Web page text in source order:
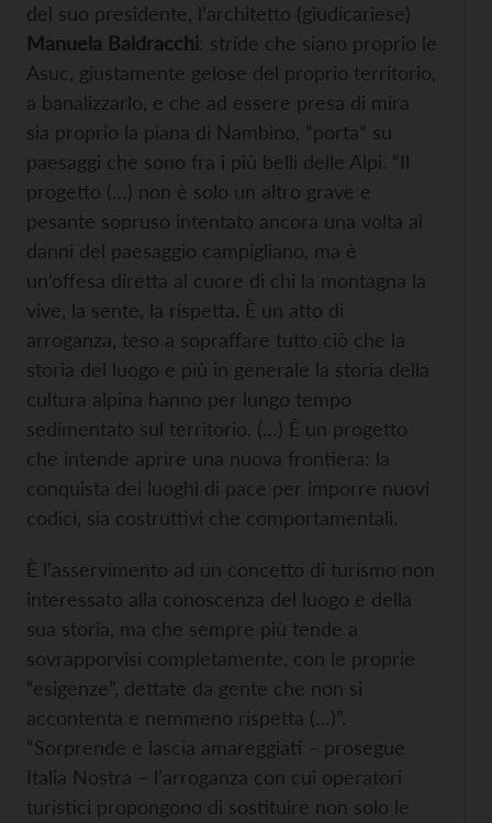
del suo presidente, l’architetto (giudicariese)
Manuela Baldracchi: stride che siano proprio le
Asuc, giustamente gelose del proprio territorio,
a banalizzarlo, e che ad essere presa di mira
sia proprio la piana di Nambino, “porta” su
paesaggi che sono fra i più belli delle Alpi. “Il
progetto (…) non è solo un altro grave e
pesante sopruso intentato ancora una volta ai
danni del paesaggio campigliano, ma è
un’offesa diretta al cuore di chi la montagna la
vive, la sente, la rispetta. È un atto di
arroganza, teso a sopraffare tutto ciò che la
storia del luogo e più in generale la storia della
cultura alpina hanno per lungo tempo
sedimentato sul territorio. (…) È un progetto
che intende aprire una nuova frontiera: la
conquista dei luoghi di pace per imporre nuovi
codici, sia costruttivi che comportamentali.
È l’asservimento ad un concetto di turismo non
interessato alla conoscenza del luogo e della
sua storia, ma che sempre più tende a
sovrapporvisi completamente, con le proprie
“esigenze”, dettate da gente che non si
accontenta e nemmeno rispetta (…)”.
“Sorprende e lascia amareggiati – prosegue
Italia Nostra – l’arroganza con cui operatori
turistici propongono di sostituire non solo le